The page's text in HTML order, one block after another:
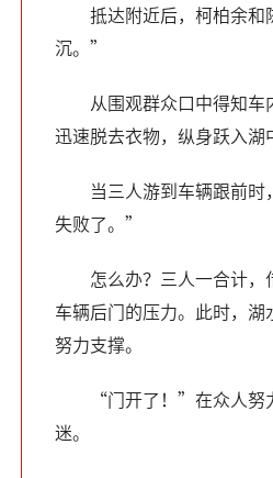
抵达附近后，柯柏余
沉。”
从围观群众口中得知
迅速脱去衣物，纵身跃入湖
当三人游到车辆跟前
失败了。”
怎么办？三人一合计
车辆后门的压力。此时，
努力支撑。
“门开了！”在众人努
迷。